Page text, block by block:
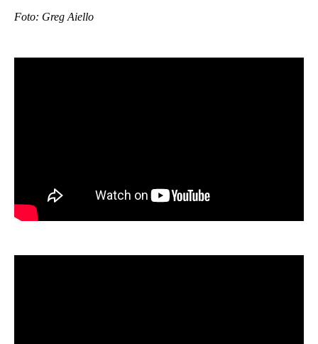
Foto: Greg Aiello